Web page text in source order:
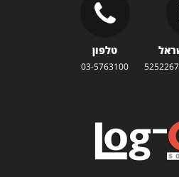
טלפון
03-5763100